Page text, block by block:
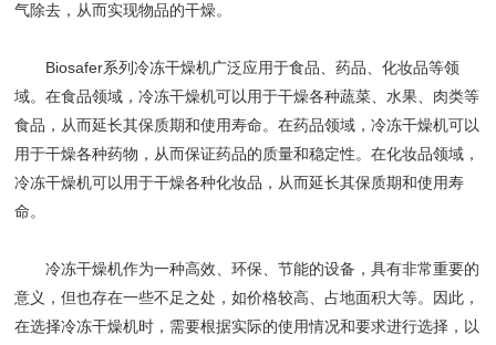
气除去，从而实现物品的干燥。
Biosafer系列冷冻干燥机广泛应用于食品、药品、化妆品等领
域。在食品领域，冷冻干燥机可以用于干燥各种蔬菜、水果、肉类等
食品，从而延长其保质期和使用寿命。在药品领域，冷冻干燥机可以
用于干燥各种药物，从而保证药品的质量和稳定性。在化妆品领域，
冷冻干燥机可以用于干燥各种化妆品，从而延长其保质期和使用寿
命。
冷冻干燥机作为一种高效、环保、节能的设备，具有非常重要的
意义，但也存在一些不足之处，如价格较高、占地面积大等。因此，
在选择冷冻干燥机时，需要根据实际的使用情况和要求进行选择，以